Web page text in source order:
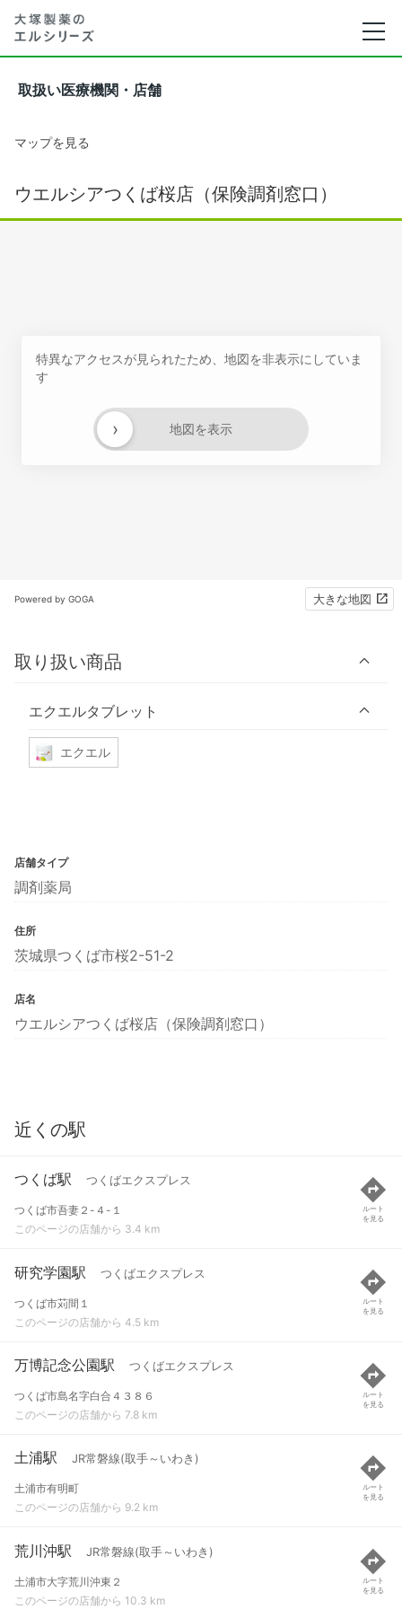
取扱い医療機関・店舗
マップを見る
ウエルシアつくば桜店（保険調剤窓口）
特異なアクセスが見られたため、地図を非表示にしていま
す
地図を表示
›
Powered by GOGA 大きな地図
取り扱い商品
エクエルタブレット
エクエル
店舗タイプ
調剤薬局
住所
茨城県つくば市桜2-51-2
店名
ウエルシアつくば桜店（保険調剤窓口）
近くの駅
つくば駅 つくばエクスプレス
つくば市吾妻２-４-１
このページの店舗から 3.4 km
ルート
を見る
研究学園駅 つくばエクスプレス
つくば市苅間１
このページの店舗から 4.5 km
ルート
を見る
万博記念公園駅 つくばエクスプレス
つくば市島名字白合４３８６
このページの店舗から 7.8 km
ルート
を見る
土浦駅 JR常磐線(取手～いわき)
土浦市有明町
このページの店舗から 9.2 km
ルート
を見る
荒川沖駅 JR常磐線(取手～いわき)
土浦市大字荒川沖東２
このページの店舗から 10.3 km
ルート
を見る